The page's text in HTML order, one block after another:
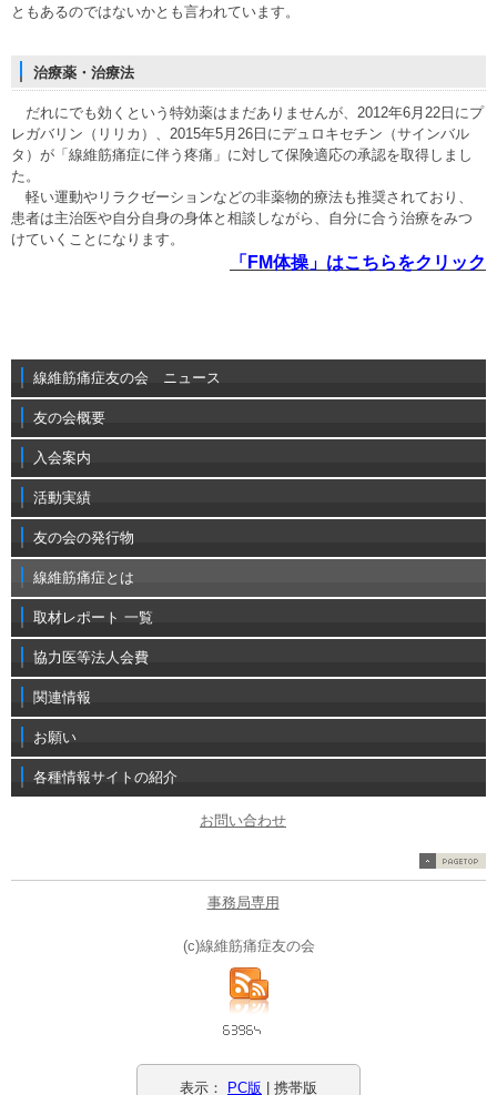
ともあるのではないかとも言われています。
治療薬・治療法
だれにでも効くという特効薬はまだありませんが、2012年6月22日にプ
レガバリン（リリカ）、2015年5月26日にデュロキセチン（サインバル
タ）が「線維筋痛症に伴う疼痛」に対して保険適応の承認を取得しまし
た。
軽い運動やリラクゼーションなどの非薬物的療法も推奨されており、
患者は主治医や自分自身の身体と相談しながら、自分に合う治療をみつ
けていくことになります。
「FM体操」はこちらをクリック
線維筋痛症友の会 ニュース
友の会概要
入会案内
活動実績
友の会の発行物
線維筋痛症とは
取材レポート 一覧
協力医等法人会費
関連情報
お願い
各種情報サイトの紹介
お問い合わせ
事務局専用
(c)線維筋痛症友の会
表示： PC版 | 携帯版